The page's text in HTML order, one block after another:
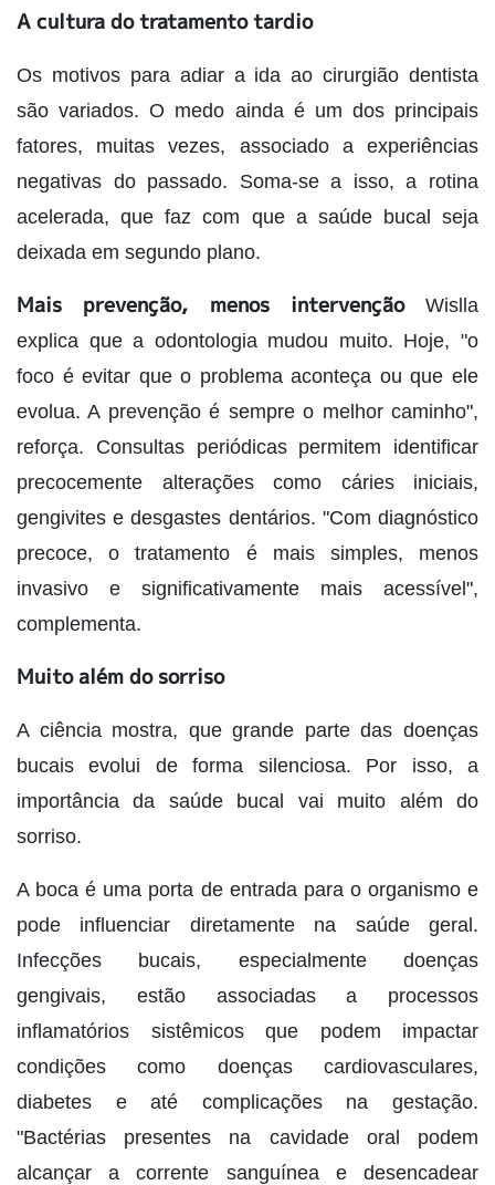
A cultura do tratamento tardio
Os motivos para adiar a ida ao cirurgião dentista
são variados. O medo ainda é um dos principais
fatores, muitas vezes, associado a experiências
negativas do passado. Soma-se a isso, a rotina
acelerada, que faz com que a saúde bucal seja
deixada em segundo plano.
Mais prevenção, menos intervençãoWislla
explica que a odontologia mudou muito. Hoje, "o
foco é evitar que o problema aconteça ou que ele
evolua. A prevenção é sempre o melhor caminho",
reforça. Consultas periódicas permitem identificar
precocemente alterações como cáries iniciais,
gengivites e desgastes dentários. "Com diagnóstico
precoce, o tratamento é mais simples, menos
invasivo e significativamente mais acessível",
complementa.
Muito além do sorriso
A ciência mostra, que grande parte das doenças
bucais evolui de forma silenciosa. Por isso, a
importância da saúde bucal vai muito além do
sorriso.
A boca é uma porta de entrada para o organismo e
pode influenciar diretamente na saúde geral.
Infecções bucais, especialmente doenças
gengivais, estão associadas a processos
inflamatórios sistêmicos que podem impactar
condições como doenças cardiovasculares,
diabetes e até complicações na gestação.
"Bactérias presentes na cavidade oral podem
alcançar a corrente sanguínea e desencadear